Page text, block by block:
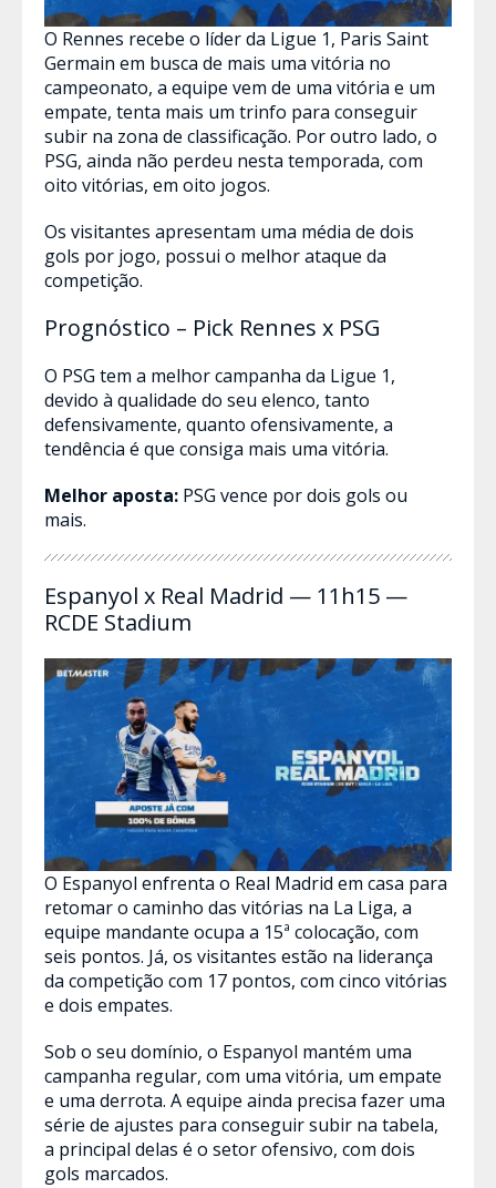
O Rennes recebe o líder da Ligue 1, Paris Saint
Germain em busca de mais uma vitória no
campeonato, a equipe vem de uma vitória e um
empate, tenta mais um trinfo para conseguir
subir na zona de classificação. Por outro lado, o
PSG, ainda não perdeu nesta temporada, com
oito vitórias, em oito jogos.
Os visitantes apresentam uma média de dois
gols por jogo, possui o melhor ataque da
competição.
Prognóstico – Pick Rennes x PSG
O PSG tem a melhor campanha da Ligue 1,
devido à qualidade do seu elenco, tanto
defensivamente, quanto ofensivamente, a
tendência é que consiga mais uma vitória.
Melhor aposta: PSG vence por dois gols ou
mais.
Espanyol x Real Madrid — 11h15 —
RCDE Stadium
O Espanyol enfrenta o Real Madrid em casa para
retomar o caminho das vitórias na La Liga, a
equipe mandante ocupa a 15ª colocação, com
seis pontos. Já, os visitantes estão na liderança
da competição com 17 pontos, com cinco vitórias
e dois empates.
Sob o seu domínio, o Espanyol mantém uma
campanha regular, com uma vitória, um empate
e uma derrota. A equipe ainda precisa fazer uma
série de ajustes para conseguir subir na tabela,
a principal delas é o setor ofensivo, com dois
gols marcados.